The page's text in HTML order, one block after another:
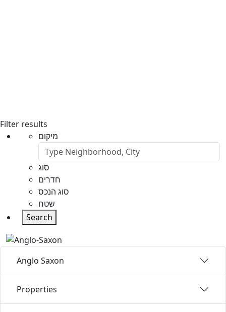
Filter results
מיקום
סוג
חדרים
סוג הנכס
שטח
Search
Anglo Saxon
Properties